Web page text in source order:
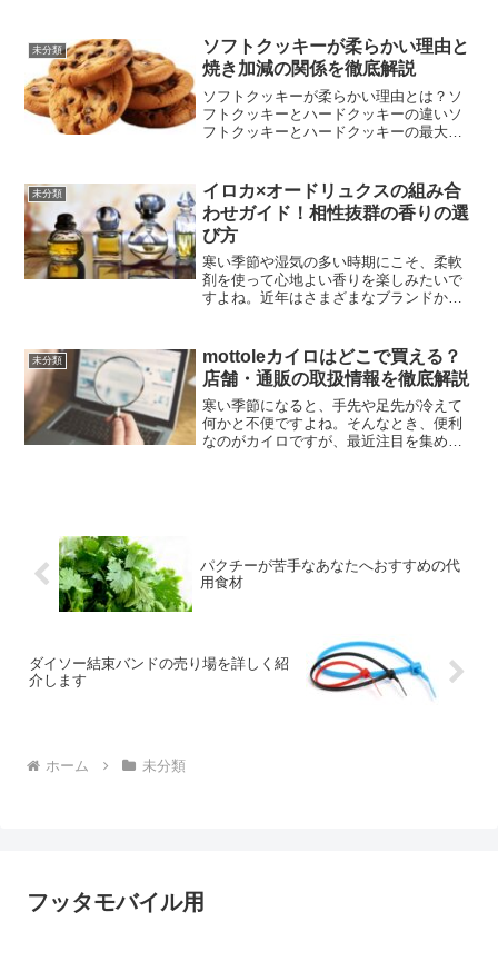
れたダイソーの店内で、スムーズにボー
ルチェーンカバーをゲット...
未分類
ソフトクッキーが柔らかい理由と
焼き加減の関係を徹底解説
ソフトクッキーが柔らかい理由とは？ソ
フトクッキーとハードクッキーの違いソ
フトクッキーとハードクッキーの最大の
ードクッキーはカリカリとした食感が特
徴です。これは、生地の配...
未分類
イロカ×オードリュクスの組み合
わせガイド！相性抜群の香りの選
び方
寒い季節や湿気の多い時期にこそ、柔軟
剤を使って心地よい香りを楽しみたいで
すよね。近年はさまざまなブランドか
を選んだらいいんだろう？」と迷う方も
多いかもしれません。そんな...
未分類
mottoleカイロはどこで買える？
店舗・通販の取扱情報を徹底解説
寒い季節になると、手先や足先が冷えて
何かと不便ですよね。そんなとき、便利
なのがカイロですが、最近注目を集めて
パクチーが苦手なあなたへおすすめの代
用食材
ダイソー結束バンドの売り場を詳しく紹
介します
ホーム 未分類
フッタモバイル用